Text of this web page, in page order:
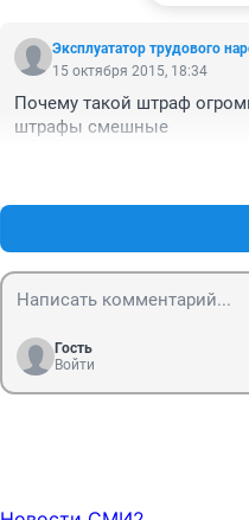
Эксплуататор трудового
15 октября 2015, 18:34
Почему такой штраф
штрафы смешные
Гость
Войти